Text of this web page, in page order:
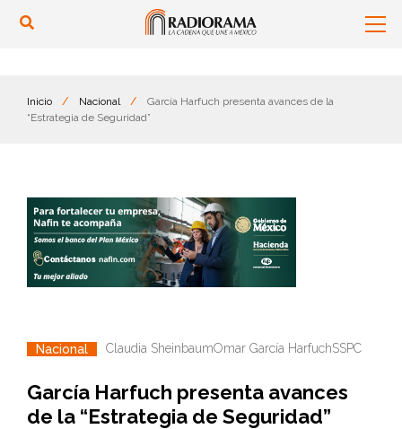
Inicio / Nacional /
García Harfuch presenta avances de la
“Estrategia de Seguridad”
Nacional Claudia SheinbaumOmar García HarfuchSSPC
García Harfuch presenta avances
de la “Estrategia de Seguridad”